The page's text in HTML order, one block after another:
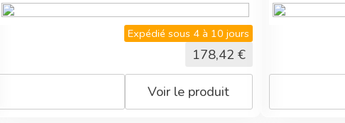
Expédié sous 4 à 10 jours
178,42 €
Voir le produit